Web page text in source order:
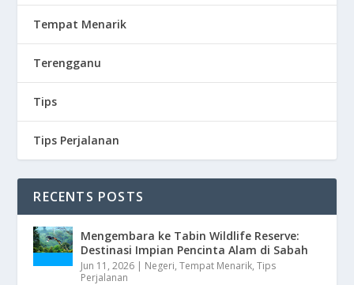
Tempat Menarik
Terengganu
Tips
Tips Perjalanan
RECENTS POSTS
Mengembara ke Tabin Wildlife Reserve:
Destinasi Impian Pencinta Alam di Sabah
Jun 11, 2026 | Negeri,Tempat Menarik,Tips
Perjalanan